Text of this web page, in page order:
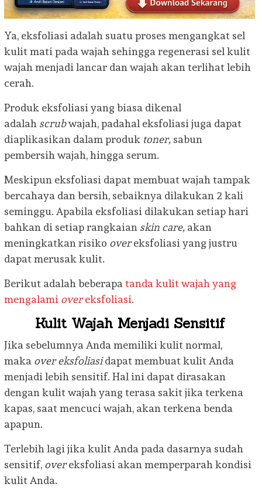
Ya, eksfoliasi adalah suatu proses mengangkat sel
kulit mati pada wajah sehingga regenerasi sel kulit
wajah menjadi lancar dan wajah akan terlihat lebih
cerah.
Produk eksfoliasi yang biasa dikenal
adalah scrubwajah, padahal eksfoliasi juga dapat
diaplikasikan dalam produk toner, sabun
pembersih wajah, hingga serum.
Meskipun eksfoliasi dapat membuat wajah tampak
bercahaya dan bersih, sebaiknya dilakukan 2 kali
seminggu. Apabila eksfoliasi dilakukan setiap hari
bahkan di setiap rangkaian skin care, akan
meningkatkan risiko overeksfoliasi yang justru
dapat merusak kulit.
Berikut adalah beberapa tanda kulit wajah yang
mengalami overeksfoliasi.
Kulit Wajah Menjadi Sensitif
Jika sebelumnya Anda memiliki kulit normal,
maka over eksfoliasidapat membuat kulit Anda
menjadi lebih sensitif. Hal ini dapat dirasakan
dengan kulit wajah yang terasa sakit jika terkena
kapas, saat mencuci wajah, akan terkena benda
apapun.
Terlebih lagi jika kulit Anda pada dasarnya sudah
sensitif, overeksfoliasi akan memperparah kondisi
kulit Anda.